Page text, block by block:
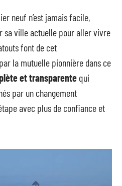
neuf n’est jamais facile,
sa ville actuelle pour aller vivre
font de cet
la mutuelle pionnière dans ce
et transparente qui
par un changement
avec plus de confiance et